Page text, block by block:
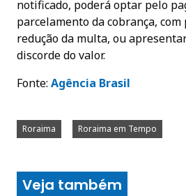
notificado, poderá optar pelo
parcelamento da cobrança,
redução da multa, ou
discorde do valor.
Fonte: Agência Brasil
Roraima Roraima em Tempo
Veja também